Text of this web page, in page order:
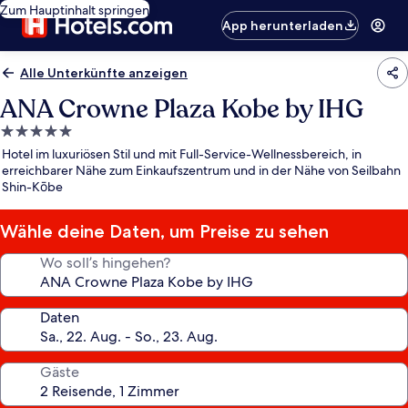
Zum Hauptinhalt springen
App herunterladen
Alle Unterkünfte anzeigen
ANA Crowne Plaza Kobe by IHG
5.0-
Sterne-
Unterkunft
Hotel im luxuriösen Stil und mit Full-Service-Wellnessbereich, in
erreichbarer Nähe zum Einkaufszentrum und in der Nähe von Seilbahn
Shin-Kōbe
Wähle deine Daten, um Preise zu sehen
Wo soll’s hingehen?
Daten
Gäste